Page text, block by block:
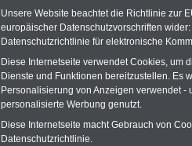
öffentlichen Dienst
Berufsunfähigkeitsabsicherung
-Krankenzusatzversicherung-
Online-Vergleich Gesetzliche
Krankenkassen-
Unsere Website beachtet die Richtlinie zur
europäischer Datenschutzvorschriften
Datenschutzrichtlinie für elektronische
Diese Internetseite verwendet Cookies, um
Dienste und Funktionen bereitzustellen. Es
Personalisierung von Anzeigen verwendet
personalisierte Werbung genutzt.
Diese Internetseite macht Gebrauch von
Datenschutzrichtlinie.